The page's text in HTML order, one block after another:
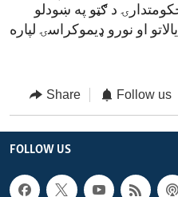
د ګټو په ښودلو
او نورو ډیموکراسۍ لپاره
Share Follow us
FOLLOW US